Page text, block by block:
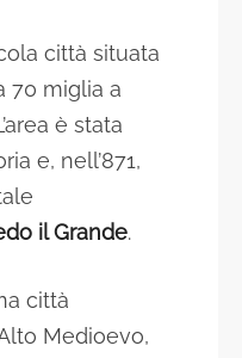
città situata
70 miglia a
è stata
e, nell’871,
il Grande.
città
Medioevo,